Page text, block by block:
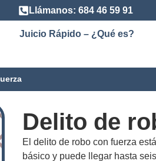
Llámanos: 684 46 59 91
Juicio Rápido – ¿Qué es?
Delito de
El delito de robo con fuerza
básico y puede llegar hasta